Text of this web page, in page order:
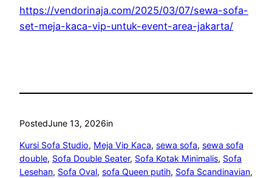
https://vendorinaja.com/2025/03/07/sewa-sofa-
set-meja-kaca-vip-untuk-event-area-jakarta/
PostedJune 13, 2026in
Kursi Sofa Studio, Meja Vip Kaca, sewa sofa, sewa sofa
double, Sofa Double Seater, Sofa Kotak Minimalis, Sofa
Lesehan, Sofa Oval, sofa Queen putih, Sofa Scandinavian